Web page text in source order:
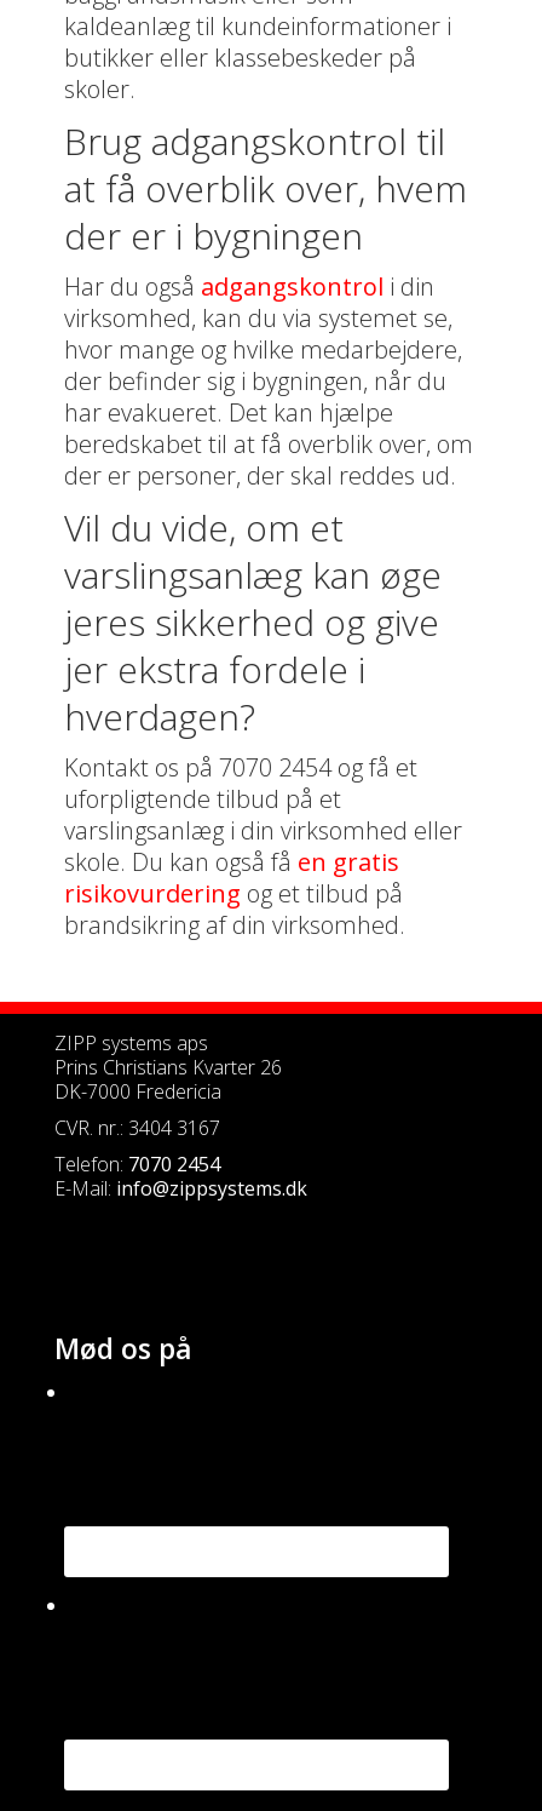
kaldeanlæg til kundeinformationer i
butikker eller klassebeskeder på
skoler.
Brug adgangskontrol til
at få overblik over, hvem
der er i bygningen
Har du også adgangskontrol i din
virksomhed, kan du via systemet se,
hvor mange og hvilke medarbejdere,
der befinder sig i bygningen, når du
har evakueret. Det kan hjælpe
beredskabet til at få overblik over, om
der er personer, der skal reddes ud.
Vil du vide, om et
varslingsanlæg kan øge
jeres sikkerhed og give
jer ekstra fordele i
hverdagen?
Kontakt os på 7070 2454 og få et
uforpligtende tilbud på et
varslingsanlæg i din virksomhed eller
skole. Du kan også få en gratis
risikovurdering og et tilbud på
brandsikring af din virksomhed.
ZIPP systems aps
Prins Christians Kvarter 26
DK-7000 Fredericia
CVR. nr.: 3404 3167
Telefon: 7070 2454
E-Mail: info@zippsystems.dk
Mød os på